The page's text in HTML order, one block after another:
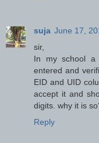
suja June 17,
sir,
In my school a
entered and
EID and UID
accept it and
digits. why it is
Reply